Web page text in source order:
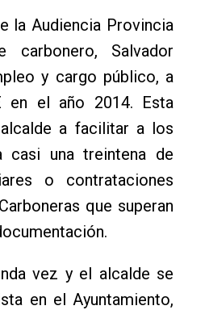
la Audiencia Provincia
Salvador
y cargo público, a
en el año 2014. Esta
a facilitar a los
casi una treintena de
o contrataciones
que superan
vez y el alcalde se
en el Ayuntamiento,